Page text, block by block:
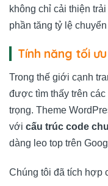
không chỉ cải thiện
phần tăng tỷ lệ
Tính năng tối
Trong thế giới cạnh
được tìm thấy trên
trọng. Theme
với cấu trúc code
dàng leo top trên
Chúng tôi đã tích hợp